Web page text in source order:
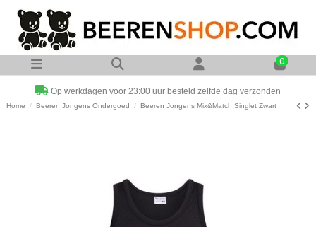
0
Op werkdagen voor 23:00 uur besteld zelfde dag verzonden
Home Beeren Jongens Ondergoed Beeren Jongens Mix&Match Singlet Zwart